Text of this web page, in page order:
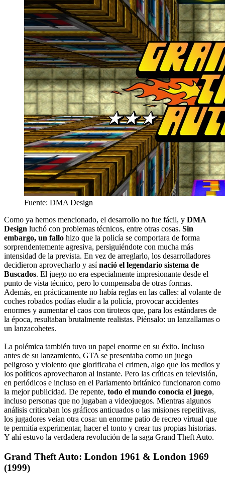
Fuente: DMA Design
Como ya hemos mencionado, el desarrollo no fue fácil, y DMA
Design luchó con problemas técnicos, entre otras cosas. Sin
embargo, un fallo hizo que la policía se comportara de forma
sorprendentemente agresiva, persiguiéndote con mucha más
intensidad de la prevista. En vez de arreglarlo, los desarrolladores
decidieron aprovecharlo y asínació el legendario sistema de
Buscados. El juego no era especialmente impresionante desde el
punto de vista técnico, pero lo compensaba de otras formas.
Además, en prácticamente no había reglas en las calles: al volante de
coches robados podías eludir a la policía, provocar accidentes
enormes y aumentar el caos con tiroteos que, para los estándares de
la época, resultaban brutalmente realistas. Piénsalo: un lanzallamas o
un lanzacohetes.
La polémica también tuvo un papel enorme en su éxito. Incluso
antes de su lanzamiento, GTA se presentaba como un juego
peligroso y violento que glorificaba el crimen, algo que los medios y
los políticos aprovecharon al instante. Pero las críticas en televisión,
en periódicos e incluso en el Parlamento británico funcionaron como
la mejor publicidad. De repente, todo el mundo conocía el juego,
incluso personas que no jugaban a videojuegos. Mientras algunos
análisis criticaban los gráficos anticuados o las misiones repetitivas,
los jugadores veían otra cosa: un enorme patio de recreo virtual que
te permitía experimentar, hacer el tonto y crear tus propias historias.
Y ahí estuvo la verdadera revolución de la saga Grand Theft Auto.
Grand Theft Auto: London 1961 & London 1969
(1999)